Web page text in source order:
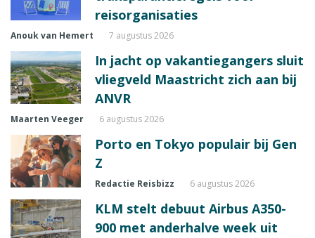
reisorganisaties
Anouk van Hemert 7 augustus 2026
In jacht op vakantiegangers sluit
vliegveld Maastricht zich aan bij
ANVR
Maarten Veeger 6 augustus 2026
Porto en Tokyo populair bij Gen
Z
Redactie Reisbizz 6 augustus 2026
KLM stelt debuut Airbus A350-
900 met anderhalve week uit